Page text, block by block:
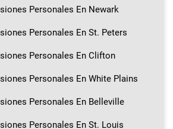
Personales En Newark
Personales En St. Peters
Personales En Clifton
Personales En White Plains
Personales En Belleville
Personales En St. Louis